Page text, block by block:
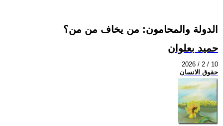
الدولة والمحامون: من يخاف من من؟
حميد بعلوان
2026 / 2 / 10
حقوق الانسان